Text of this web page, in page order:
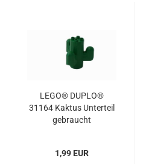
LEGO® DUPLO®
31164 Kaktus Unterteil
gebraucht
1,99 EUR